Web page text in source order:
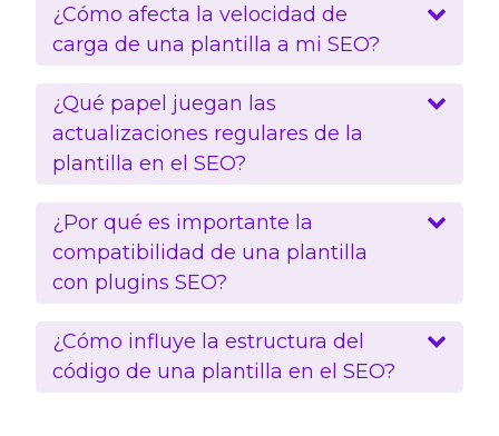
¿Cómo afecta la velocidad de
carga de una plantilla a mi SEO?
¿Qué papel juegan las
actualizaciones regulares de la
plantilla en el SEO?
¿Por qué es importante la
compatibilidad de una plantilla
con plugins SEO?
¿Cómo influye la estructura del
código de una plantilla en el SEO?